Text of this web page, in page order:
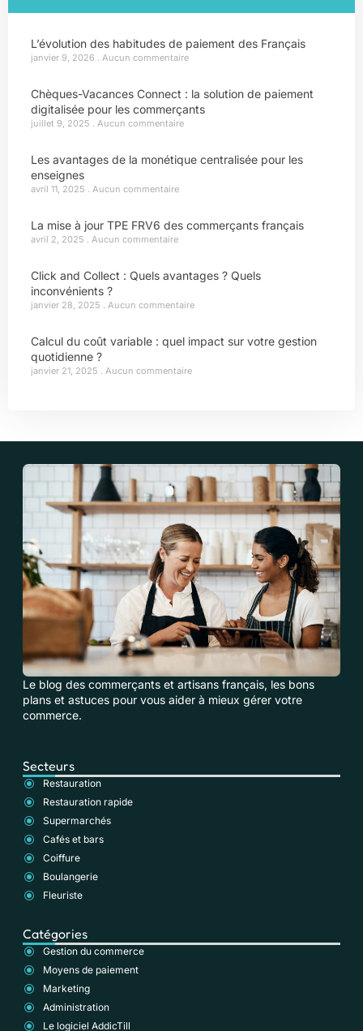
L’évolution des habitudes de paiement des Français
janvier 9, 2026 Aucun commentaire
Chèques-Vacances Connect : la solution de paiement
digitalisée pour les commerçants
juillet 9, 2025 Aucun commentaire
Les avantages de la monétique centralisée pour les
enseignes
avril 11, 2025 Aucun commentaire
La mise à jour TPE FRV6 des commerçants français
avril 2, 2025 Aucun commentaire
Click and Collect : Quels avantages ? Quels
inconvénients ?
janvier 28, 2025 Aucun commentaire
Calcul du coût variable : quel impact sur votre gestion
quotidienne ?
janvier 21, 2025 Aucun commentaire
Le blog des commerçants et artisans français, les bons
plans et astuces pour vous aider à mieux gérer votre
commerce.
Secteurs
Restauration
Restauration rapide
Supermarchés
Cafés et bars
Coiffure
Boulangerie
Fleuriste
Catégories
Gestion du commerce
Moyens de paiement
Marketing
Administration
Le logiciel AddicTill